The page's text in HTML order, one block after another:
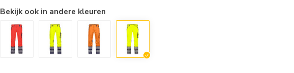
Bekijk ook in andere kleuren